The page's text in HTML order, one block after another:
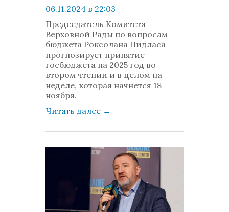
06.11.2024 в 22:03
просмотров: 604
комментариев: 0
Председатель Комитета
Верховной Рады по вопросам
бюджета Роксолана Пидласа
прогнозирует принятие
госбюджета на 2025 год во
втором чтении и в целом на
неделе, которая начнется 18
ноября.
Читать далее →